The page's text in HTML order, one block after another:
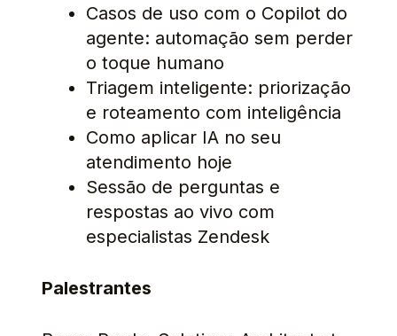
Casos de uso com o Copilot do
agente: automação sem perder
o toque humano
Triagem inteligente: priorização
e roteamento com inteligência
Como aplicar IA no seu
atendimento hoje
Sessão de perguntas e
respostas ao vivo com
especialistas Zendesk
Palestrantes